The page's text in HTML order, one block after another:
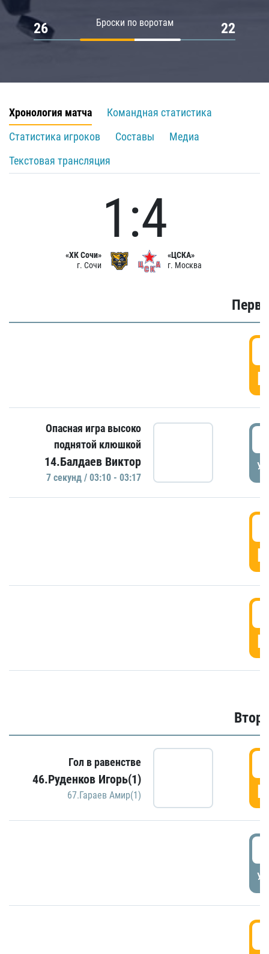
Броски по воротам
26 22
Хронология матча
Командная статистика
Статистика игроков
Составы
Медиа
Текстовая трансляция
«ХК Сочи»
г. Сочи
1:4
«ЦСКА»
г. Москва
Опасная игра высоко
поднятой клюшкой
14.Балдаев Виктор
7 секунд / 03:10 - 03:17
Гол в равенстве
46.Руденков Игорь(1)
67.Гараев Амир(1)